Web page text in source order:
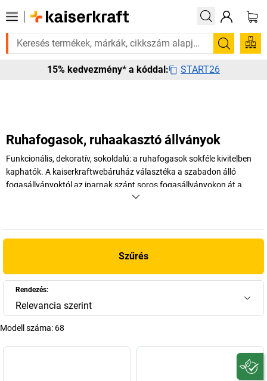
Válogatott bestseller termékeinket 3–4 munkanapon belül
Keresés
15% kedvezmény* a kóddal: START26
Ruhafogasok, ruhaakasztó állványok
Funkcionális, dekoratív, sokoldalú: a ruhafogasok sokféle kivitelben
kaphatók. A kaiserkraftwebáruház választéka a szabadon álló
fogasállványoktól az iparnak szánt soros fogasállványokon át a
vendéglátóiparnak készült esernyőtartókkal felszerelt modellekig igen
Szűrés
Rendezés:
Relevancia szerint
Modell száma: 68